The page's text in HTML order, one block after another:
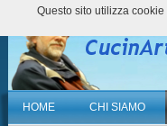
HOME CHI SIAMO
Questo sito utilizza